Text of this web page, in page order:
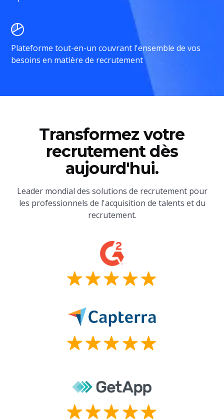
Plateforme tout-en-un couvrant l'ensemble de vos
besoins en matière de recrutement
Transformez votre
recrutement dès
aujourd'hui.
Leader mondial des solutions de recrutement pour
les professionnels de l'acquisition de talents et du
recrutement.